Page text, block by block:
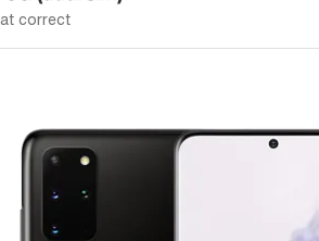
correct